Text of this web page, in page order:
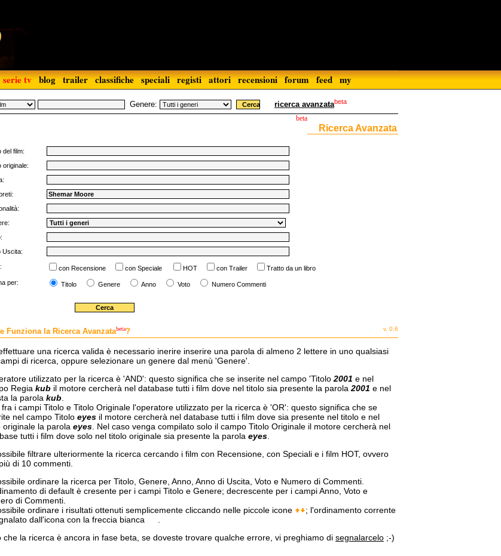
serie tv blog trailer classifiche speciali registi attori recensioni forum feed my
Genere: ricerca avanzatabeta
Ricerca Avanzata
beta
del film:
originale:
Uscita:
con Recensione con Speciale HOT con Trailer
Tratto da un libro
per:
Titolo Genere Anno Voto Numero Commenti
v. 0.6
Funziona la Ricerca Avanzatabeta?
una ricerca valida è necessario inerire inserire una parola di almeno 2 lettere in uno qualsiasi
di ricerca, oppure selezionare un genere dal menù 'Genere'.
utilizzato per la ricerca è 'AND': questo significa che se inserite nel campo 'Titolo 2001 e nel
Regia kub il motore cercherà nel database tutti i film dove nel titolo sia presente la parola 2001 e nel
la parola kub
fra i campi Titolo e Titolo Originale l'operatore utilizzato per la ricerca è 'OR': questo significa che se
nel campo Titolo eyes il motore cercherà nel database tutti i film dove sia presente nel titolo e nel
originale la parola eyes . Nel caso venga compilato solo il campo Titolo Originale il motore cercherà nel
tutti i film dove solo nel titolo originale sia presente la parola eyes
filtrare ulteriormente la ricerca cercando i film con Recensione, con Speciali e i film HOT, ovvero
di 10 commenti.
ordinare la ricerca per Titolo, Genere, Anno, Anno di Uscita, Voto e Numero di Commenti.
di default è cresente per i campi Titolo e Genere; decrescente per i campi Anno, Voto e
di Commenti.
ordinare i risultati ottenuti semplicemente cliccando nelle piccole icone
; l'ordinamento corrente
dall'icona con la freccia bianca
che la ricerca è ancora in fase beta, se doveste trovare qualche errore, vi preghiamo di segnalarcelo ;-)